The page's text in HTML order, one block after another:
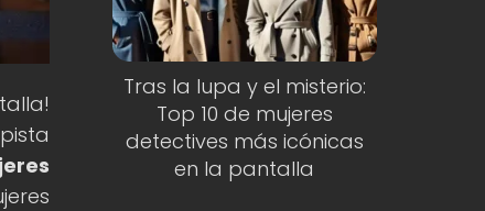
Tras la lupa y el misterio:
Top 10 de mujeres
detectives más icónicas
en la pantalla